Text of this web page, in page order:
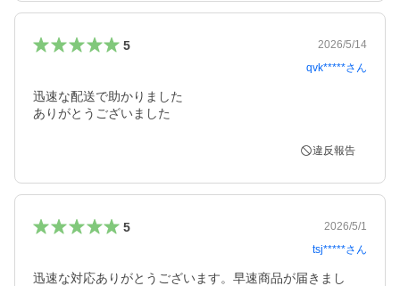
5
2026/5/14
qvk*****さん
迅速な配送で助かりました
ありがとうございました
違反報告
5
2026/5/1
tsj*****さん
迅速な対応ありがとうございます。早速商品が届きまし